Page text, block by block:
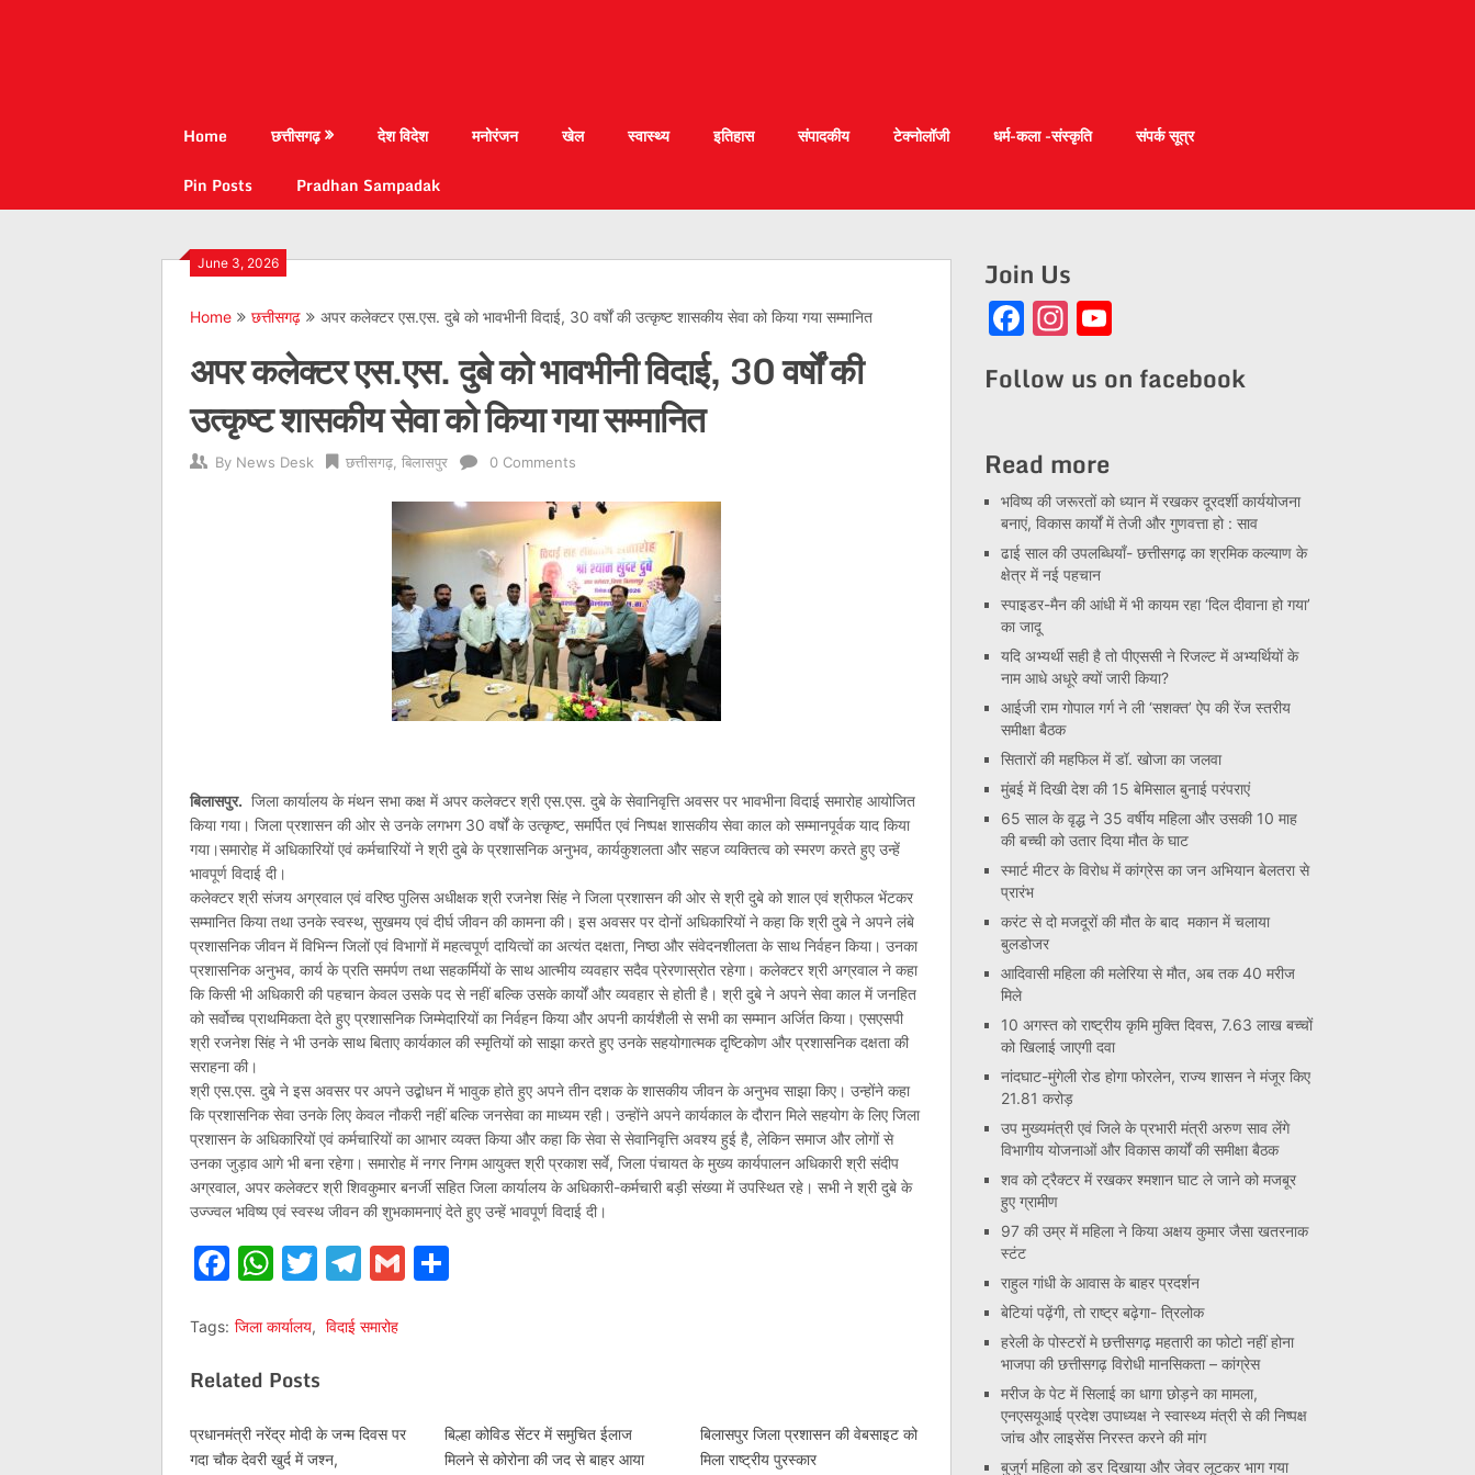
Home छत्तीसगढ़ देश विदेश मनोरंजन खेल स्वास्थ्य इतिहास संपादकीय टेक्नोलॉजी धर्म-कला -संस्कृति
संपर्क सूत्र
Pin Posts
Pradhan Sampadak
June 3, 2026
Home छत्तीसगढ़ अपर कलेक्टर एस.एस. दुबे को भावभीनी विदाई, 30 वर्षों की उत्कृष्ट शासकीय सेवा को किया गया सम्मानित
अपर कलेक्टर एस.एस. दुबे को भावभीनी विदाई, 30 वर्षों की
उत्कृष्ट शासकीय सेवा को किया गया सम्मानित
By News Desk छत्तीसगढ़ बिलासपुर 0 Comments
बिलासपुर. जिला कार्यालय के मंथन सभा कक्ष में अपर कलेक्टर श्री एस.एस. दुबे के सेवानिवृत्ति अवसर पर भावभीना विदाई समारोह आयोजित
किया गया। जिला प्रशासन की ओर से उनके लगभग 30 वर्षों के उत्कृष्ट, समर्पित एवं निष्पक्ष शासकीय सेवा काल को सम्मानपूर्वक याद किया
गया।समारोह में अधिकारियों एवं कर्मचारियों ने श्री दुबे के प्रशासनिक अनुभव, कार्यकुशलता और सहज व्यक्तित्व को स्मरण करते हुए उन्हें
भावपूर्ण विदाई दी।
कलेक्टर श्री संजय अग्रवाल एवं वरिष्ठ पुलिस अधीक्षक श्री रजनेश सिंह ने जिला प्रशासन की ओर से श्री दुबे को शाल एवं श्रीफल भेंटकर
सम्मानित किया तथा उनके स्वस्थ, सुखमय एवं दीर्घ जीवन की कामना की। इस अवसर पर दोनों अधिकारियों ने कहा कि श्री दुबे ने अपने लंबे
प्रशासनिक जीवन में विभिन्न जिलों एवं विभागों में महत्वपूर्ण दायित्वों का अत्यंत दक्षता, निष्ठा और संवेदनशीलता के साथ निर्वहन किया। उनका
प्रशासनिक अनुभव, कार्य के प्रति समर्पण तथा सहकर्मियों के साथ आत्मीय व्यवहार सदैव प्रेरणास्रोत रहेगा। कलेक्टर श्री अग्रवाल ने कहा
कि किसी भी अधिकारी की पहचान केवल उसके पद से नहीं बल्कि उसके कार्यों और व्यवहार से होती है। श्री दुबे ने अपने सेवा काल में जनहित
को सर्वोच्च प्राथमिकता देते हुए प्रशासनिक जिम्मेदारियों का निर्वहन किया और अपनी कार्यशैली से सभी का सम्मान अर्जित किया। एसएसपी
श्री रजनेश सिंह ने भी उनके साथ बिताए कार्यकाल की स्मृतियों को साझा करते हुए उनके सहयोगात्मक दृष्टिकोण और प्रशासनिक दक्षता की
सराहना की।
श्री एस.एस. दुबे ने इस अवसर पर अपने उद्बोधन में भावुक होते हुए अपने तीन दशक के शासकीय जीवन के अनुभव साझा किए। उन्होंने कहा
कि प्रशासनिक सेवा उनके लिए केवल नौकरी नहीं बल्कि जनसेवा का माध्यम रही। उन्होंने अपने कार्यकाल के दौरान मिले सहयोग के लिए जिला
प्रशासन के अधिकारियों एवं कर्मचारियों का आभार व्यक्त किया और कहा कि सेवा से सेवानिवृत्ति अवश्य हुई है, लेकिन समाज और लोगों से
उनका जुड़ाव आगे भी बना रहेगा। समारोह में नगर निगम आयुक्त श्री प्रकाश सर्वे, जिला पंचायत के मुख्य कार्यपालन अधिकारी श्री संदीप
अग्रवाल, अपर कलेक्टर श्री शिवकुमार बनर्जी सहित जिला कार्यालय के अधिकारी-कर्मचारी बड़ी संख्या में उपस्थित रहे। सभी ने श्री दुबे के
उज्ज्वल भविष्य एवं स्वस्थ जीवन की शुभकामनाएं देते हुए उन्हें भावपूर्ण विदाई दी।
Facebook
WhatsApp
Twitter
Telegram
Gmail
Tags: जिला कार्यालय, विदाई समारोह
Related Posts
प्रधानमंत्री नरेंद्र मोदी के जन्म दिवस पर
गदा चौक देवरी खुर्द में जश्न,
बिल्हा कोविड सेंटर में समुचित ईलाज
मिलने से कोरोना की जद से बाहर आया
बिलासपुर जिला प्रशासन की वेबसाइट को
मिला राष्ट्रीय पुरस्कार
Join Us
Facebook
Instagram
Follow us on facebook
Read more
भविष्य की जरूरतों को ध्यान में रखकर दूरदर्शी कार्ययोजना
बनाएं, विकास कार्यों में तेजी और गुणवत्ता हो : साव
ढाई साल की उपलब्धियाँ- छत्तीसगढ़ का श्रमिक कल्याण के
क्षेत्र में नई पहचान
स्पाइडर-मैन की आंधी में भी कायम रहा ‘दिल दीवाना हो गया’
का जादू
यदि अभ्यर्थी सही है तो पीएससी ने रिजल्ट में अभ्यर्थियों के
नाम आधे अधूरे क्यों जारी किया?
आईजी राम गोपाल गर्ग ने ली ‘सशक्त’ ऐप की रेंज स्तरीय
समीक्षा बैठक
सितारों की महफिल में डॉ. खोजा का जलवा
मुंबई में दिखी देश की 15 बेमिसाल बुनाई परंपराएं
65 साल के वृद्ध ने 35 वर्षीय महिला और उसकी 10 माह
की बच्ची को उतार दिया मौत के घाट
स्मार्ट मीटर के विरोध में कांग्रेस का जन अभियान बेलतरा से
प्रारंभ
करंट से दो मजदूरों की मौत के बाद मकान में चलाया
बुलडोजर
आदिवासी महिला की मलेरिया से मौत, अब तक 40 मरीज
मिले
10 अगस्त को राष्ट्रीय कृमि मुक्ति दिवस, 7.63 लाख बच्चों
को खिलाई जाएगी दवा
नांदघाट-मुंगेली रोड होगा फोरलेन, राज्य शासन ने मंजूर किए
21.81 करोड़
उप मुख्यमंत्री एवं जिले के प्रभारी मंत्री अरुण साव लेंगे
विभागीय योजनाओं और विकास कार्यों की समीक्षा बैठक
शव को ट्रैक्टर में रखकर श्मशान घाट ले जाने को मजबूर
हुए ग्रामीण
97 की उम्र में महिला ने किया अक्षय कुमार जैसा खतरनाक
स्टंट
राहुल गांधी के आवास के बाहर प्रदर्शन
बेटियां पढ़ेंगी, तो राष्ट्र बढ़ेगा- त्रिलोक
हरेली के पोस्टरों मे छत्तीसगढ़ महतारी का फोटो नहीं होना
भाजपा की छत्तीसगढ़ विरोधी मानसिकता – कांग्रेस
मरीज के पेट में सिलाई का धागा छोड़ने का मामला,
एनएसयूआई प्रदेश उपाध्यक्ष ने स्वास्थ्य मंत्री से की निष्पक्ष
जांच और लाइसेंस निरस्त करने की मांग
बुजुर्ग महिला को डर दिखाया और जेवर लूटकर भाग गया